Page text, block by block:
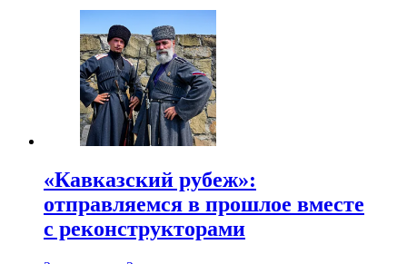
«Кавказский рубеж»:
отправляемся в прошлое вместе
с реконструкторами